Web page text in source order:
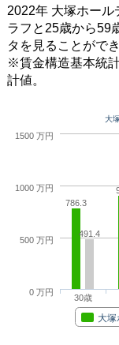
2022年 大塚ホー
ラフと25歳から59
タを見ることができ
※賃金構造基本統
計値。
大
786.3
491.4
大塚
30歳
0 万円
500 万円
1000 万円
1500 万円